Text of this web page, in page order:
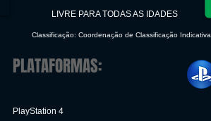
LIVRE PARA TODAS AS IDADES
Classificação: Coordenação de Classificação Indicativa
PLATAFORMAS:
PlayStation 4